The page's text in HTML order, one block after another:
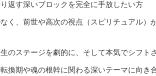
返す深いブロックを完全に手放したい方
く、前世や高次の視点（スピリチュアル）
のステージを劇的に、そして本気でシフト
換期や魂の根幹に関わる深いテーマに向き